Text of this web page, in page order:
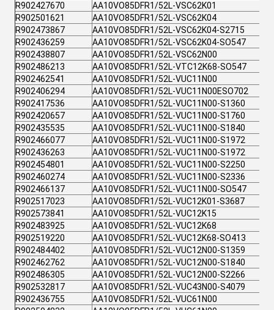
R902427670
AA10VO85DFR1/52L-VSC62K01
R902501621
AA10VO85DFR1/52L-VSC62K04
R902473867
AA10VO85DFR1/52L-VSC62K04-S2715
R902436259
AA10VO85DFR1/52L-VSC62K04-SO547
R902438807
AA10VO85DFR1/52L-VSC62N00
R902486213
AA10VO85DFR1/52L-VTC12K68-SO547
R902462541
AA10VO85DFR1/52L-VUC11N00
R902406294
AA10VO85DFR1/52L-VUC11N00ESO702
R902417536
AA10VO85DFR1/52L-VUC11N00-S1360
R902420657
AA10VO85DFR1/52L-VUC11N00-S1760
R902435535
AA10VO85DFR1/52L-VUC11N00-S1840
R902466077
AA10VO85DFR1/52L-VUC11N00-S1972
R902436263
AA10VO85DFR1/52L-VUC11N00-S1972
R902454801
AA10VO85DFR1/52L-VUC11N00-S2250
R902460274
AA10VO85DFR1/52L-VUC11N00-S2336
R902466137
AA10VO85DFR1/52L-VUC11N00-SO547
R902517023
AA10VO85DFR1/52L-VUC12K01-S3687
R902573841
AA10VO85DFR1/52L-VUC12K15
R902483925
AA10VO85DFR1/52L-VUC12K68
R902519220
AA10VO85DFR1/52L-VUC12K68-SO413
R902484402
AA10VO85DFR1/52L-VUC12N00-S1359
R902462762
AA10VO85DFR1/52L-VUC12N00-S1840
R902486305
AA10VO85DFR1/52L-VUC12N00-S2266
R902532817
AA10VO85DFR1/52L-VUC43N00-S4079
R902436755
AA10VO85DFR1/52L-VUC61N00